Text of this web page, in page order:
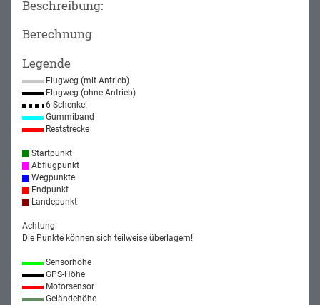
Beschreibung:
Berechnung
Legende
Flugweg (mit Antrieb)
Flugweg (ohne Antrieb)
6 Schenkel
Gummiband
Reststrecke
Startpunkt
Abflugpunkt
Wegpunkte
Endpunkt
Landepunkt
Achtung:
Die Punkte können sich teilweise überlagern!
Sensorhöhe
GPS-Höhe
Motorsensor
Geländehöhe